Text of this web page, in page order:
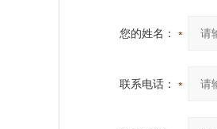
您的姓名：
联系电话：